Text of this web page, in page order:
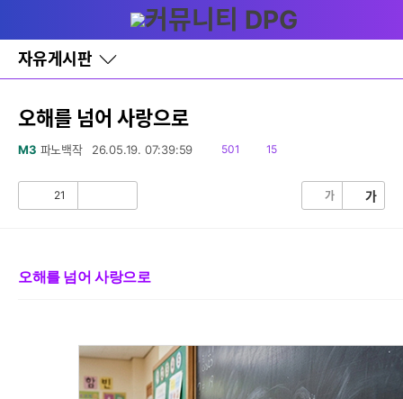
와
홈
자유게시판
바
로
기
레
이
어
오해를 넘어 사랑으로
M3 파노백작 26.05.19. 07:39:59
읽
501
댓
15
공21 가 가
오해를 넘어 사랑으로